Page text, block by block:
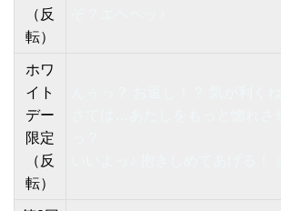
（反
転）
ホワ
イト
デー
限定
（反
転）